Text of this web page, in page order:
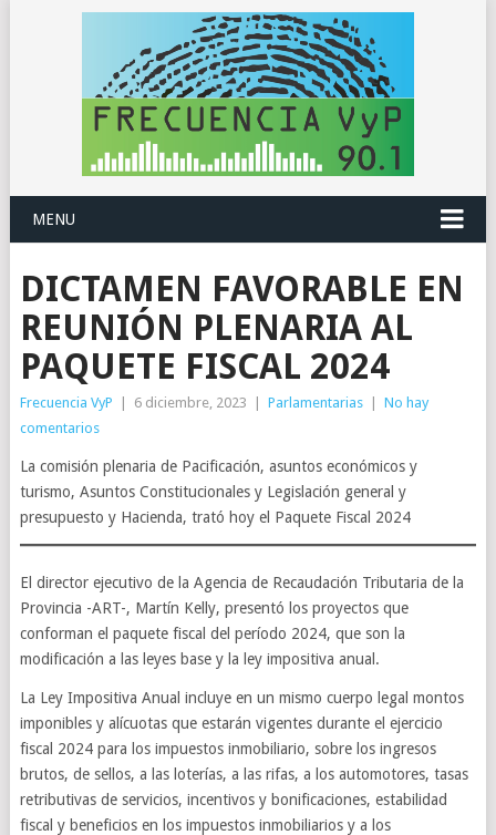
MENU
DICTAMEN FAVORABLE EN
REUNIÓN PLENARIA AL
PAQUETE FISCAL 2024
Frecuencia VyP 6 diciembre, 2023 Parlamentarias
No hay
comentarios
La comisión plenaria de Pacificación, asuntos económicos y
turismo, Asuntos Constitucionales y Legislación general y
presupuesto y Hacienda, trató hoy el Paquete Fiscal 2024
El director ejecutivo de la Agencia de Recaudación Tributaria de la
Provincia -ART-, Martín Kelly, presentó los proyectos que
conforman el paquete fiscal del período 2024, que son la
modificación a las leyes base y la ley impositiva anual.
La Ley Impositiva Anual incluye en un mismo cuerpo legal montos
imponibles y alícuotas que estarán vigentes durante el ejercicio
fiscal 2024 para los impuestos inmobiliario, sobre los ingresos
brutos, de sellos, a las loterías, a las rifas, a los automotores, tasas
retributivas de servicios, incentivos y bonificaciones, estabilidad
fiscal y beneficios en los impuestos inmobiliarios y a los